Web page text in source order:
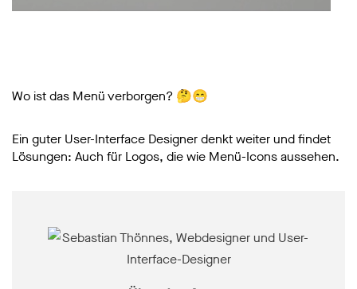
Wo ist das Menü verborgen? 🤔😁
Ein guter User-Interface Designer denkt weiter und findet
Lösungen: Auch für Logos, die wie Menü-Icons aussehen.